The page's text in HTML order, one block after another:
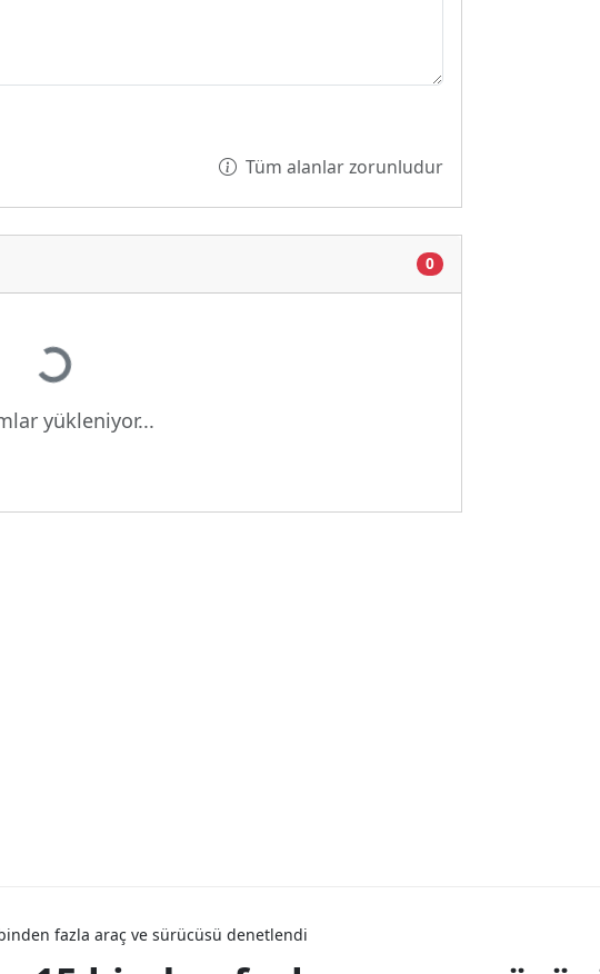
Tüm alanlar zorunludur
0
Yükleniyor...yükleniyor...
fazla araç ve sürücüsü denetlendi